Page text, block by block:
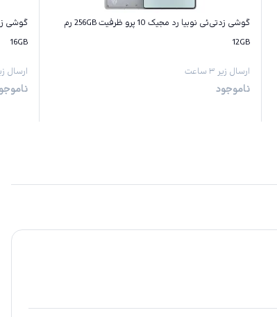
گوشی زد‌تی‌ئی نوبیا رد مجیک 10 پرو ظرفیت 256GB رم
12GB
ارسال زیر ۳ ساعت
ناموجود
16GB
ارسال زیر ۳